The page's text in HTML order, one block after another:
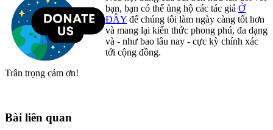
bạn, bạn có thể ủng hộ các tác giả Ở
ĐÂY để chúng tôi làm ngày càng tốt hơn
và mang lại kiến thức phong phú, đa dạng
và - như bao lâu nay - cực kỳ chính xác
tới cộng đồng.
Trân trọng cám ơn!
Bài liên quan